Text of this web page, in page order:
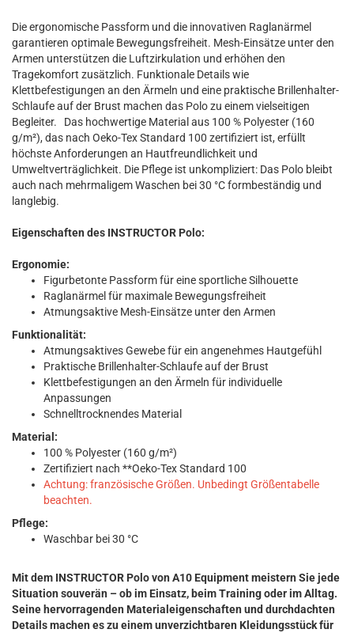
Die ergonomische Passform und die innovativen Raglanärmel
garantieren optimale Bewegungsfreiheit. Mesh-Einsätze unter den
Armen unterstützen die Luftzirkulation und erhöhen den
Tragekomfort zusätzlich. Funktionale Details wie
Klettbefestigungen an den Ärmeln und eine praktische Brillenhalter-
Schlaufe auf der Brust machen das Polo zu einem vielseitigen
Begleiter. Das hochwertige Material aus 100 % Polyester (160
g/m²), das nach Oeko-Tex Standard 100 zertifiziert ist, erfüllt
höchste Anforderungen an Hautfreundlichkeit und
Umweltverträglichkeit. Die Pflege ist unkompliziert: Das Polo bleibt
auch nach mehrmaligem Waschen bei 30 °C formbeständig und
langlebig.
Eigenschaften des INSTRUCTOR Polo:
Ergonomie:
Figurbetonte Passform für eine sportliche Silhouette
Raglanärmel für maximale Bewegungsfreiheit
Atmungsaktive Mesh-Einsätze unter den Armen
Funktionalität:
Atmungsaktives Gewebe für ein angenehmes Hautgefühl
Praktische Brillenhalter-Schlaufe auf der Brust
Klettbefestigungen an den Ärmeln für individuelle
Anpassungen
Schnelltrocknendes Material
Material:
100 % Polyester (160 g/m²)
Zertifiziert nach **Oeko-Tex Standard 100
Achtung: französische Größen. Unbedingt Größentabelle
beachten.
Pflege:
Waschbar bei 30 °C
Mit dem INSTRUCTOR Polo von A10 Equipment meistern Sie jede
Situation souverän – ob im Einsatz, beim Training oder im Alltag.
Seine hervorragenden Materialeigenschaften und durchdachten
Details machen es zu einem unverzichtbaren Kleidungsstück für